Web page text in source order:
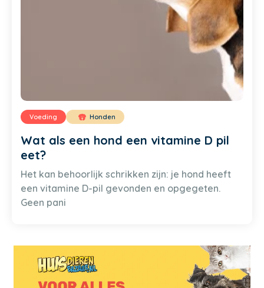
Voeding Honden
Wat als een hond een vitamine D pil
eet?
Het kan behoorlijk schrikken zijn: je hond heeft
een vitamine D-pil gevonden en opgegeten.
Geen pani